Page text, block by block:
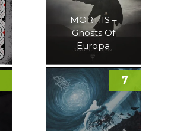
MORTIIS –
Ghosts Of
Europa
7